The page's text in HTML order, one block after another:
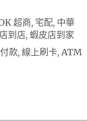
超商, 宅配, 中華
到店, 蝦皮店到家
款, 線上刷卡, ATM